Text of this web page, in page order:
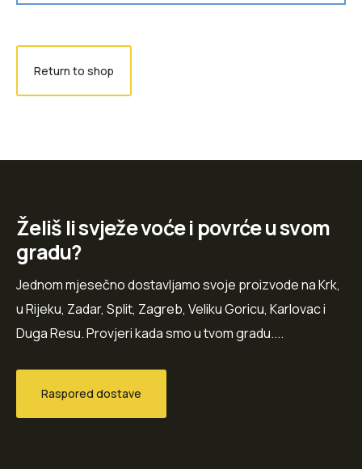
Return to shop
Želiš li svježe voće i povrće u svom
gradu?
Jednom mjesečno dostavljamo svoje proizvode na Krk,
u Rijeku, Zadar, Split, Zagreb, Veliku Goricu, Karlovac i
Duga Resu. Provjeri kada smo u tvom gradu....
Raspored dostave